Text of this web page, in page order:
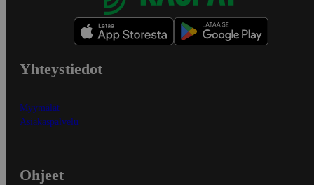
Yhteystiedot
Myymälät
Asiakaspalvelu
Ohjeet